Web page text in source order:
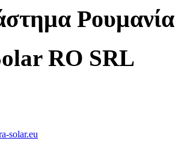
Ρουμανία
RO SRL
solar.eu